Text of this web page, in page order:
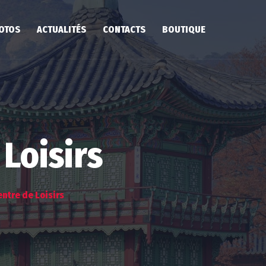
ACTUALITÉS CONTACTS BOUTIQUE
de Loisirs